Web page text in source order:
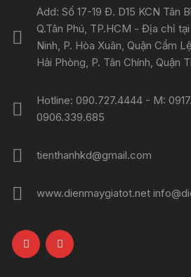
Add: Số 17-19 Đ. D15 KCN Tân
Q.Tân Phú, TP.HCM - Địa chỉ
Ninh, P. Hòa Xuân, Quận Cẩm
Hải Phòng, P. Tân Chính, Quận
Hotline: 090.727.4444 - M:
0906.339.685
tienthanhkd@gmail.com
www.dienmaygiatot.net